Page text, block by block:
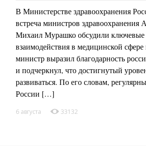
В Министерстве здравоохранения
встреча министров
Михаил Мурашко обсудили ключевые
взаимодействия в медицинской
министр выразил благодарность
и подчеркнул, что достигнутый
развиваться. По его словам,
России […]
6 августа 33132